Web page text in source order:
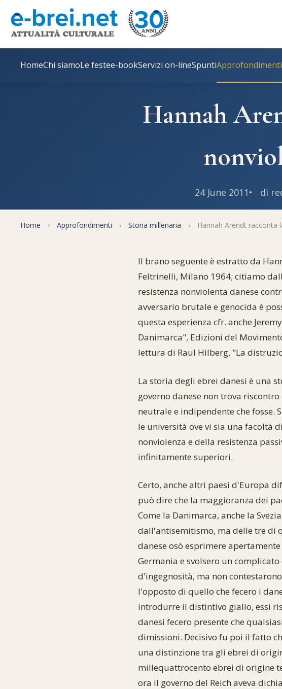
HomeChi siamoLe festee-bookServizi on-lineSpuntiApprofondimenti
Hannah
24 June 2011 di
Home › Approfondimenti › Storia millenaria › Hannah Arendt racconta
Il brano seguente è estratto da
Feltrinelli, Milano 1964; citiamo
resistenza nonviolenta danese
avversario brutale e genocida è
questa esperienza cfr. anche
Danimarca", Edizioni del
lettura di Raul Hilberg, "La
La storia degli ebrei danesi è una
governo danese non trova
neutrale e indipendente che
le università ove vi sia una facoltà
nonviolenza e della resistenza
infinitamente superiori.
Certo, anche altri paesi d'Europa
può dire che la maggioranza dei
Come la Danimarca, anche la
dall'antisemitismo, ma delle tre di
danese osò esprimere
Germania e svolsero un
d'ingegnosità, ma non
l'opposto di quello che fecero i
introdurre il distintivo giallo, essi
danesi fecero presente che
dimissioni. Decisivo fu poi il fatto
una distinzione tra gli ebrei di
millequattrocento ebrei di origine
ora il governo del Reich aveva